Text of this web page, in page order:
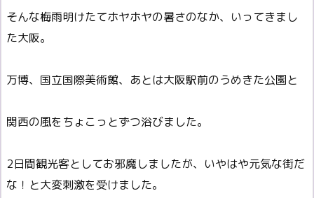
そんな梅雨明けたてホヤホヤの暑さのなか、いってきまし
た大阪。
万博、国立国際美術館、あとは大阪駅前のうめきた公園と
関西の風をちょこっとずつ浴びました。
2日間観光客としてお邪魔しましたが、いやはや元気な街だ
な！と大変刺激を受けました。